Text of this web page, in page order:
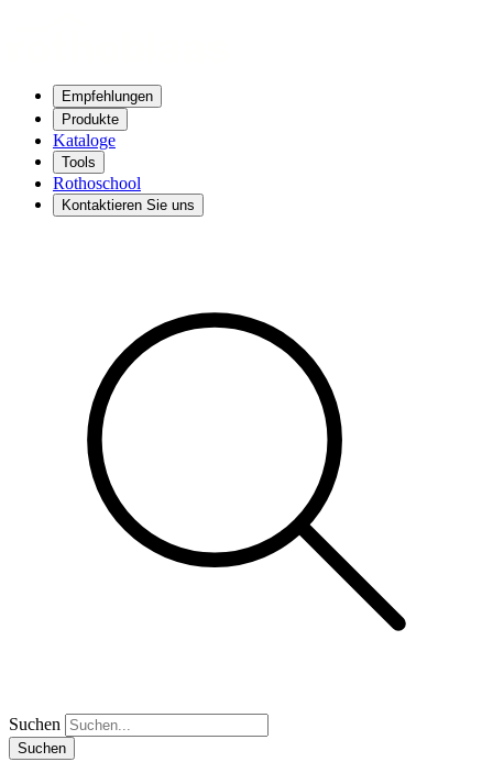
Empfehlungen
Produkte
Kataloge
Tools
Rothoschool
Kontaktieren Sie uns
Suchen
Suchen